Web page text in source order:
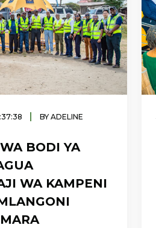
BY ADELINE
BODI YA
WA KAMPENI